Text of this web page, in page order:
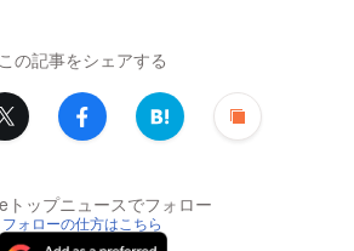
この記事をシェアする
トップニュースでフォロー
フォローの仕方はこちら